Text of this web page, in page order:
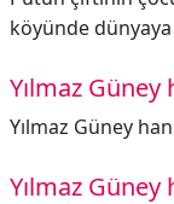
köyünde
Yılmaz
Yılmaz Güney
Yılmaz